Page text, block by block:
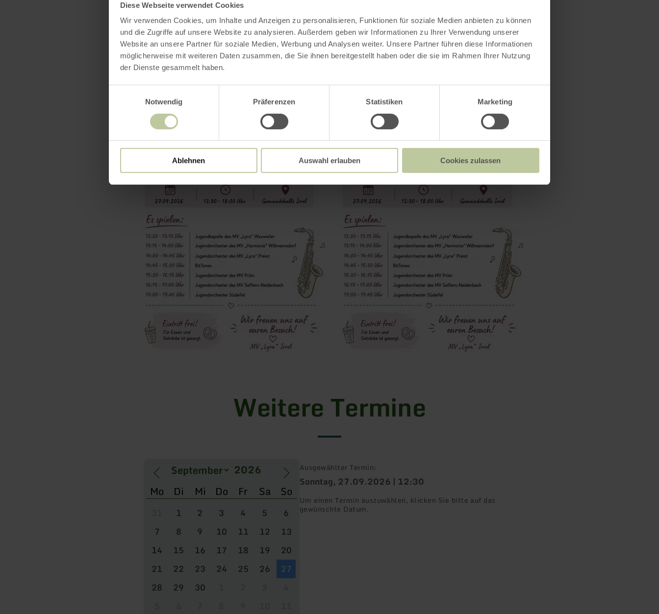
Diese Webseite verwendet Cookies
Wir verwenden Cookies, um Inhalte und Anzeigen zu personalisieren, Funktionen für soziale Medien anbieten zu können
und die Zugriffe auf unsere Website zu analysieren. Außerdem geben wir Informationen zu Ihrer Verwendung unserer
Website an unsere Partner für soziale Medien, Werbung und Analysen weiter. Unsere Partner führen diese Informationen
möglicherweise mit weiteren Daten zusammen, die Sie ihnen bereitgestellt haben oder die sie im Rahmen Ihrer Nutzung
der Dienste gesammelt haben.
Notwendig
Präferenzen Statistiken Marketing
Ablehnen Auswahl erlauben Cookies zulassen
Impressionen
Weitere Termine
Mo Di Mi Do Fr Sa So
1 2 3 4 5
6
7
8 9 10 11 12
13
14
15 16 17 18 19
20
21
22 23 24 25 26
27
28
29 30
Ausgewählter Termin:
Sonntag, 27.09.2026 | 12:30
Um einen Termin auszuwählen, klicken Sie bitte auf das
gewünschte Datum.